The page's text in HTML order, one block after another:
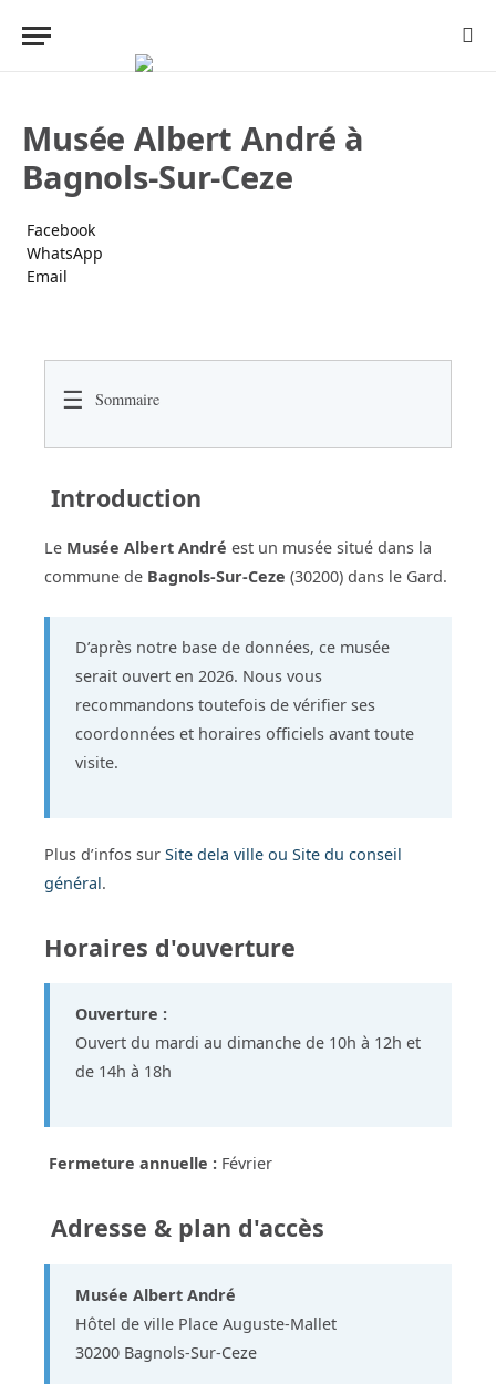
Musée Albert André à
Bagnols-Sur-Ceze
Facebook
WhatsApp
Email
☰ Sommaire
Introduction
Le Musée Albert André est un musée situé dans la
commune de Bagnols-Sur-Ceze (30200) dans le Gard.
D’après notre base de données, ce musée
serait ouvert en 2026. Nous vous
recommandons toutefois de vérifier ses
coordonnées et horaires officiels avant toute
visite.
Plus d’infos sur Site dela ville ou Site du conseil
général.
Horaires d'ouverture
Ouverture :
Ouvert du mardi au dimanche de 10h à 12h et
de 14h à 18h
Fermeture annuelle : Février
Adresse & plan d'accès
Musée Albert André
Hôtel de ville Place Auguste-Mallet
30200 Bagnols-Sur-Ceze